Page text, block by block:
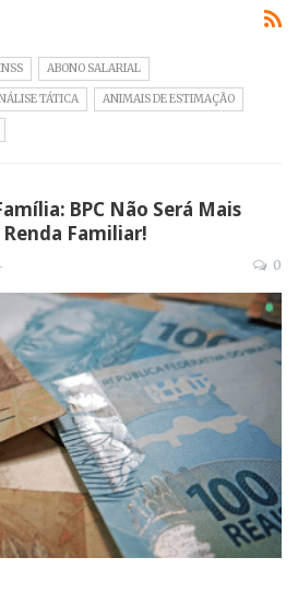
ABONO SALARIAL
TÁTICA ANIMAIS DE ESTIMAÇÃO
BPC Não Será Mais
Familiar!
0